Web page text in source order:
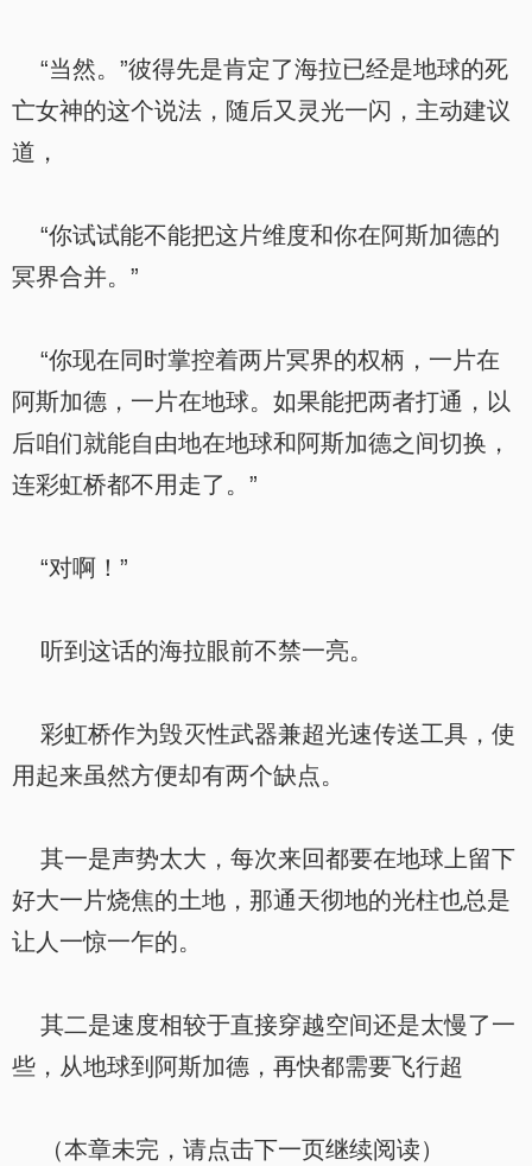
“当然。”彼得先是肯定了海拉已经是地球的死
亡女神的这个说法，随后又灵光一闪，主动建议
道，
“你试试能不能把这片维度和你在阿斯加德的
冥界合并。”
“你现在同时掌控着两片冥界的权柄，一片在
阿斯加德，一片在地球。如果能把两者打通，以
后咱们就能自由地在地球和阿斯加德之间切换，
连彩虹桥都不用走了。”
“对啊！”
听到这话的海拉眼前不禁一亮。
彩虹桥作为毁灭性武器兼超光速传送工具，使
用起来虽然方便却有两个缺点。
其一是声势太大，每次来回都要在地球上留下
好大一片烧焦的土地，那通天彻地的光柱也总是
让人一惊一乍的。
其二是速度相较于直接穿越空间还是太慢了一
些，从地球到阿斯加德，再快都需要飞行超
（本章未完，请点击下一页继续阅读）